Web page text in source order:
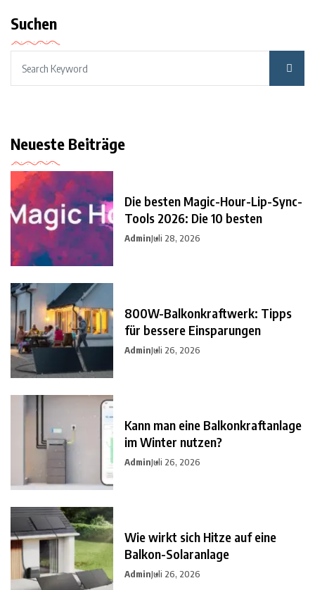
Suchen
Neueste Beiträge
Die besten Magic-Hour-Lip-Sync-
Tools 2026: Die 10 besten
AdminJuli 28, 2026
800W-Balkonkraftwerk: Tipps
für bessere Einsparungen
AdminJuli 26, 2026
Kann man eine Balkonkraftanlage
im Winter nutzen?
AdminJuli 26, 2026
Wie wirkt sich Hitze auf eine
Balkon-Solaranlage
AdminJuli 26, 2026